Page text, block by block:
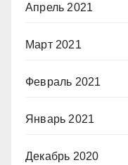
Апрель 2021
Март 2021
Февраль 2021
Январь 2021
Декабрь 2020